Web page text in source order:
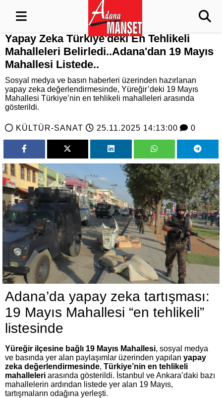
Yapay Zeka Türkiye'deki En Tehlikeli
Mahalleleri Belirledi..Adana'dan 19 Mayıs
Mahallesi Listede..
Sosyal medya ve basın haberleri üzerinden hazırlanan
yapay zeka değerlendirmesinde, Yüreğir’deki 19 Mayıs
Mahallesi Türkiye’nin en tehlikeli mahalleleri arasında
gösterildi.
KÜLTÜR-SANAT 25.11.2025 14:13:00 0
Adana’da yapay zeka tartışması:
19 Mayıs Mahallesi “en tehlikeli”
listesinde
Yüreğir ilçesine bağlı 19 Mayıs Mahallesi, sosyal medya
ve basında yer alan paylaşımlar üzerinden yapılan yapay
zeka değerlendirmesinde, Türkiye’nin en tehlikeli
mahalleleri arasında gösterildi. İstanbul ve Ankara’daki bazı
mahallelerin ardından listede yer alan 19 Mayıs,
tartışmaların odağına yerleşti.